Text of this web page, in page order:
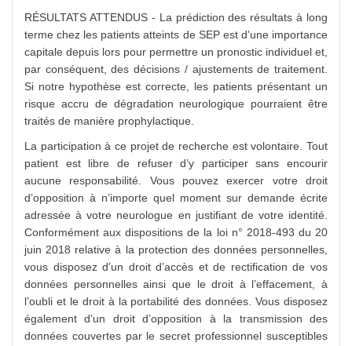
RÉSULTATS ATTENDUS - La prédiction des résultats à long
terme chez les patients atteints de SEP est d'une importance
capitale depuis lors pour permettre un pronostic individuel et,
par conséquent, des décisions / ajustements de traitement.
Si notre hypothèse est correcte, les patients présentant un
risque accru de dégradation neurologique pourraient être
traités de manière prophylactique.
La participation à ce projet de recherche est volontaire. Tout
patient est libre de refuser d’y participer sans encourir
aucune responsabilité. Vous pouvez exercer votre droit
d’opposition à n’importe quel moment sur demande écrite
adressée à votre neurologue en justifiant de votre identité.
Conformément aux dispositions de la loi n° 2018-493 du 20
juin 2018 relative à la protection des données personnelles,
vous disposez d’un droit d’accès et de rectification de vos
données personnelles ainsi que le droit à l’effacement, à
l’oubli et le droit à la portabilité des données. Vous disposez
également d’un droit d’opposition à la transmission des
données couvertes par le secret professionnel susceptibles